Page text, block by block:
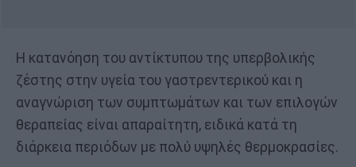
Η κατανόηση του αντίκτυπου της υπερβολικής
ζέστης στην υγεία του γαστρεντερικού και η
αναγνώριση των συμπτωμάτων και των επιλογών
θεραπείας είναι απαραίτητη, ειδικά κατά τη
διάρκεια περιόδων με πολύ υψηλές θερμοκρασίες.